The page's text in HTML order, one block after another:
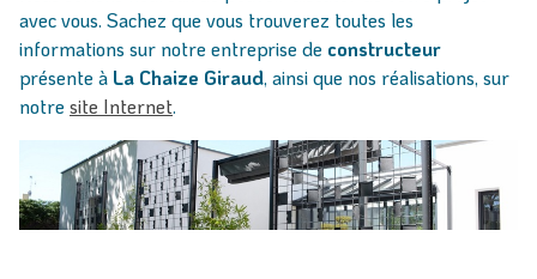
avec vous. Sachez que vous trouverez toutes les
informations sur notre entreprise de constructeur
présente à La Chaize Giraud, ainsi que nos réalisations, sur
notre site Internet.